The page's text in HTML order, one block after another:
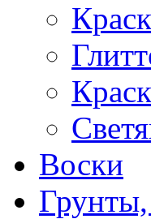
Воски